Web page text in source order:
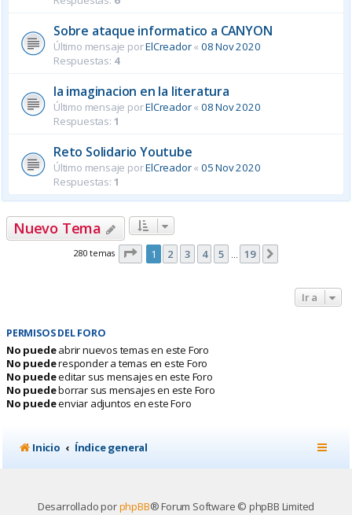
Sobre ataque informatico a CANYON
Último mensaje porElCreador« 08 Nov 2020
Respuestas: 4
la imaginacion en la literatura
Último mensaje porElCreador« 08 Nov 2020
Respuestas: 1
Reto Solidario Youtube
Último mensaje porElCreador« 05 Nov 2020
Respuestas: 1
Nuevo Tema
280 temas Página de 19
1 2 3 4 5 19
Ir a
PERMISOS DEL FORO
No puedeabrir nuevos temas en este Foro
No puederesponder a temas en este Foro
No puedeeditar sus mensajes en este Foro
No puedeborrar sus mensajes en este Foro
No puedeenviar adjuntos en este Foro
Inicio Índice general
Desarrollado porphpBB® Forum Software © phpBB Limited